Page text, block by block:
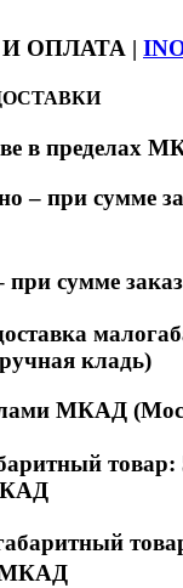
ОПЛАТА |
в пределах
– при сумме
при сумме
кладь)
МКАД
товар:
МКАД